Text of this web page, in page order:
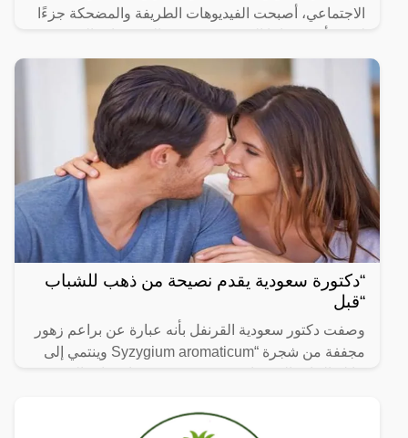
الاجتماعي، أصبحت الفيديوهات الطريفة والمضحكة جزءًا
انتشرت
“دكتورة سعودية يقدم نصيحة من ذهب للشباب
“قبل
وصفت دكتور سعودية القرنفل بأنه عبارة عن براعم زهور
مجففة من شجرة “Syzygium aromaticum وينتمي إلى